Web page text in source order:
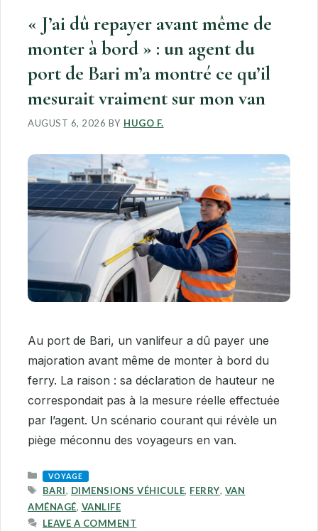
« J’ai dû repayer avant même de
monter à bord » : un agent du
port de Bari m’a montré ce qu’il
mesurait vraiment sur mon van
AUGUST 6, 2026 BY HUGO F.
Au port de Bari, un vanlifeur a dû payer une
majoration avant même de monter à bord du
ferry. La raison : sa déclaration de hauteur ne
correspondait pas à la mesure réelle effectuée
par l’agent. Un scénario courant qui révèle un
piège méconnu des voyageurs en van.
CATEGORIES
VOYAGE
TAGS
BARI, DIMENSIONS VÉHICULE, FERRY, VAN
AMÉNAGÉ, VANLIFE
LEAVE A COMMENT